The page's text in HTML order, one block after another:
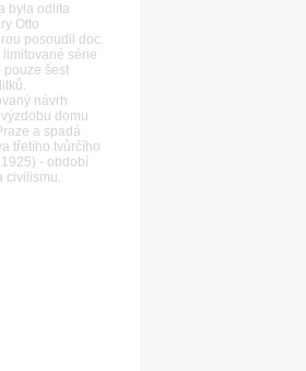
byla odlita
Otto
posoudil doc.
limitované série
pouze šest
návrh
domu
a spadá
třetího tvůrčího
- období
civilismu.